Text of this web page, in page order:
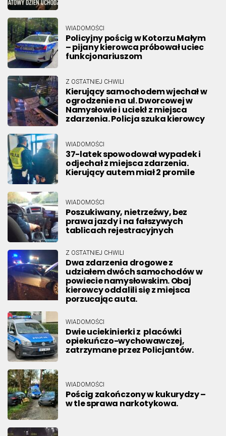
WIADOMOŚCI
Policyjny pościg w Kotorzu Małym
– pijany kierowca próbował uciec
funkcjonariuszom
Z OSTATNIEJ CHWILI
Kierujący samochodem wjechał w
ogrodzenie na ul. Dworcowej w
Namysłowie i uciekł z miejsca
zdarzenia. Policja szuka kierowcy
WIADOMOŚCI
37-latek spowodował wypadek i
odjechał z miejsca zdarzenia.
Kierujący autem miał 2 promile
WIADOMOŚCI
Poszukiwany, nietrzeźwy, bez
prawa jazdy i na fałszywych
tablicach rejestracyjnych
Z OSTATNIEJ CHWILI
Dwa zdarzenia drogowe z
udziałem dwóch samochodów w
powiecie namysłowskim. Obaj
kierowcy oddalili się z miejsca
porzucając auta.
WIADOMOŚCI
Dwie uciekinierki z placówki
opiekuńczo-wychowawczej,
zatrzymane przez Policjantów.
WIADOMOŚCI
Pościg zakończony w kukurydzy –
w tle sprawa narkotykowa.